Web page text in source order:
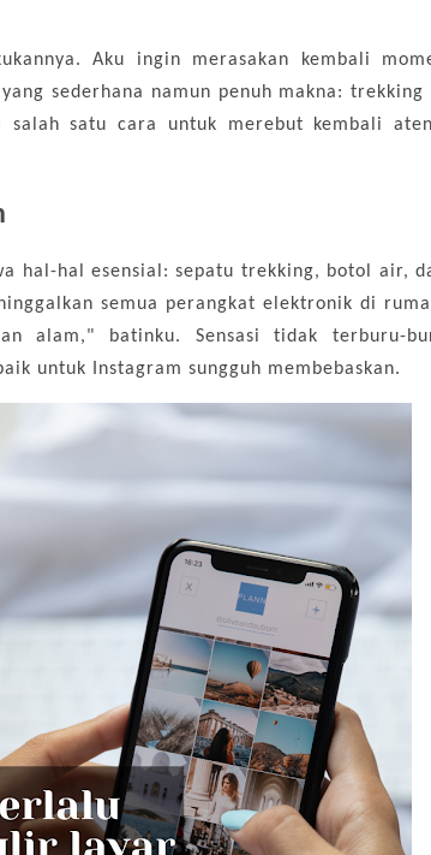
Aku ingin merasakan kembali
sederhana namun penuh makna: trekking
satu cara untuk merebut kembali
hal-hal esensial: sepatu trekking, botol air,
semua perangkat elektronik di
alam," batinku. Sensasi tidak terburu-
untuk Instagram sungguh membebaskan.